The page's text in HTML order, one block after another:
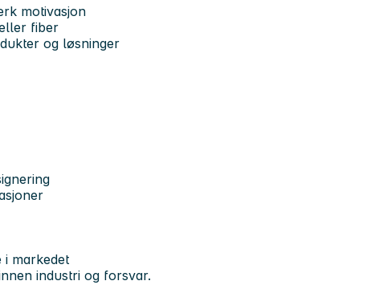
motivasjon
fiber
og løsninger
i markedet
industri og forsvar.